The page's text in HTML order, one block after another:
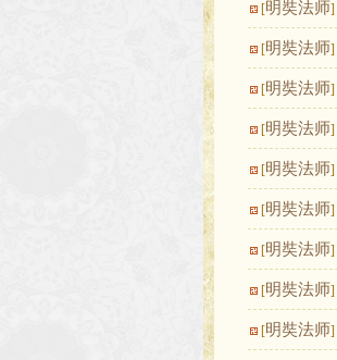
[明奘法师]
[明奘法师]
[明奘法师]
[明奘法师]
[明奘法师]
[明奘法师]
[明奘法师]
[明奘法师]
[明奘法师]